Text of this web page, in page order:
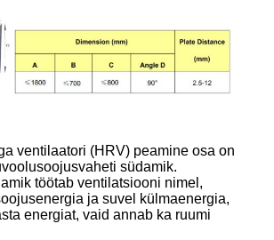
ventilaatori (HRV) peamine osa on
südamik.
töötab ventilatsiooni nimel,
ja suvel külmaenergia,
energiat, vaid annab ka ruumi